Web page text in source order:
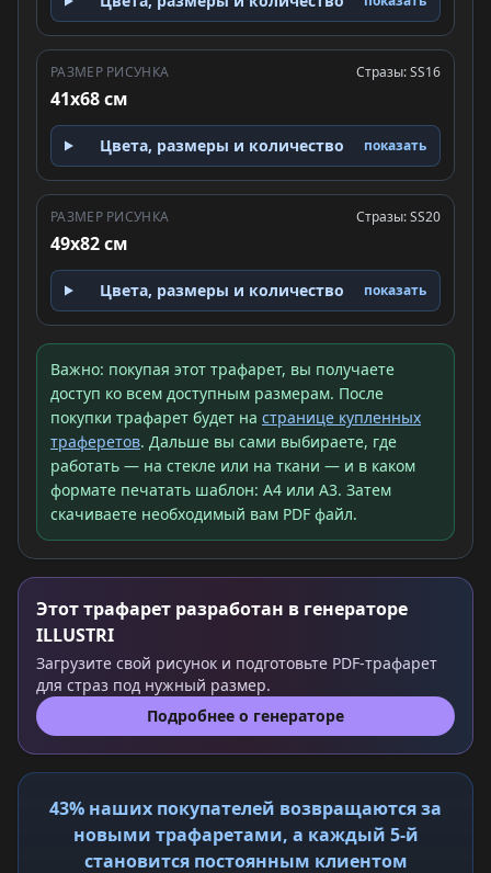
РАЗМЕР РИСУНКА
41x68 см
Стразы: SS16
Цвета, размеры и количество показать
РАЗМЕР РИСУНКА
49x82 см
Стразы: SS20
Цвета, размеры и количество показать
Важно: покупая этот трафарет, вы получаете
доступ ко всем доступным размерам. После
покупки трафарет будет на странице купленных
траферетов. Дальше вы сами выбираете, где
работать — на стекле или на ткани — и в каком
формате печатать шаблон: A4 или A3. Затем
скачиваете необходимый вам PDF файл.
Этот трафарет разработан в генераторе
ILLUSTRI
Загрузите свой рисунок и подготовьте PDF-трафарет
для страз под нужный размер.
Подробнее о генераторе
43% наших покупателей возвращаются за
новыми трафаретами, а каждый 5-й
становится постоянным клиентом